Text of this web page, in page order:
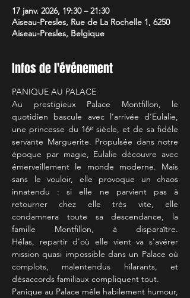
17 janv. 2026, 19:30 – 21:30
Aiseau-Presles, Rue de La Rochelle 1, 6250
Aiseau-Presles, Belgique
Infos de l'événement
PANIQUE AU PALACE
Au prestigieux Palace Montfillon, le
quotidien bascule avec l’arrivée d’Eulalie,
une princesse du 16ᵉ siècle, et de sa fidèle
servante Marguerite. Propulsée dans notre
époque par magie, Eulalie découvre avec
émerveillement le monde moderne. Mais
sans le vouloir, elle provoque un chaos
innatendu : si elle ne parvient pas à
retourner chez elle très vite, elle
condamnera toute sa descendance, la
famille Montfillon, à disparaître.
Hélas, repartir d'où elle vient va s'avérer
mission quasi impossible dans un Palace où
complots, malentendus hilarants, et
désaccords familiaux compliquent tout.
Panique au Palace mêle habilement humour,